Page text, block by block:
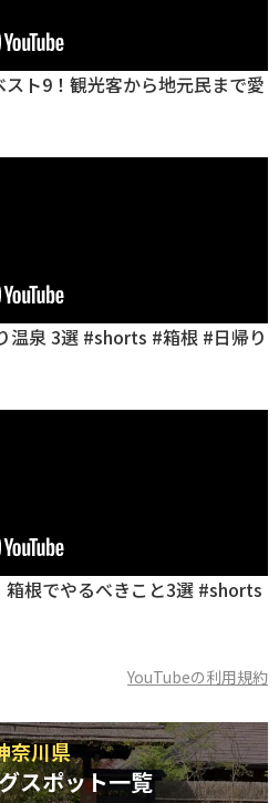
スト9！観光客から地元民まで愛
温泉 3選 #shorts #箱根 #日帰り
根でやるべきこと3選 #shorts
YouTubeの利用規約
奈川県
スポット一覧